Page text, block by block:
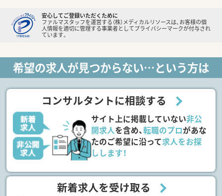
安心してご登録いただくために
ファルマスタッフを運営する（株）メディカルリソースは、お客様の個
人情報を適切に管理する事業者としてプライバシーマークが付与され
ています。
希望の求人が見つからない…という方は
コンサルタントに相談する
サイト上に掲載していない非公
開求人を含め、転職のプロがあな
たのご希望に沿って求人をお探
しします！
新着求人を受け取る